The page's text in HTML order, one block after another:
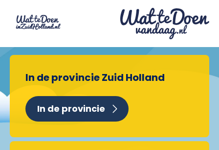
In de provincie Zuid Holland
In de provincie